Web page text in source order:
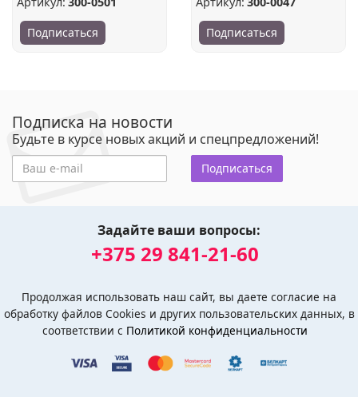
Подписаться Подписаться
Подписка на новости
Будьте в курсе новых акций и спецпредложений!
Подписаться
Задайте ваши вопросы:
+375 29 841-21-60
Продолжая использовать наш сайт, вы даете согласие на
обработку файлов Cookies и других пользовательских данных, в
соответствии с Политикой конфиденциальности